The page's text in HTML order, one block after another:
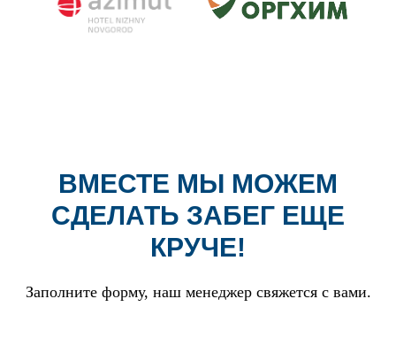
ВМЕСТЕ МЫ МОЖЕМ
СДЕЛАТЬ ЗАБЕГ ЕЩЕ
КРУЧЕ!
Заполните форму, наш менеджер свяжется с вами.